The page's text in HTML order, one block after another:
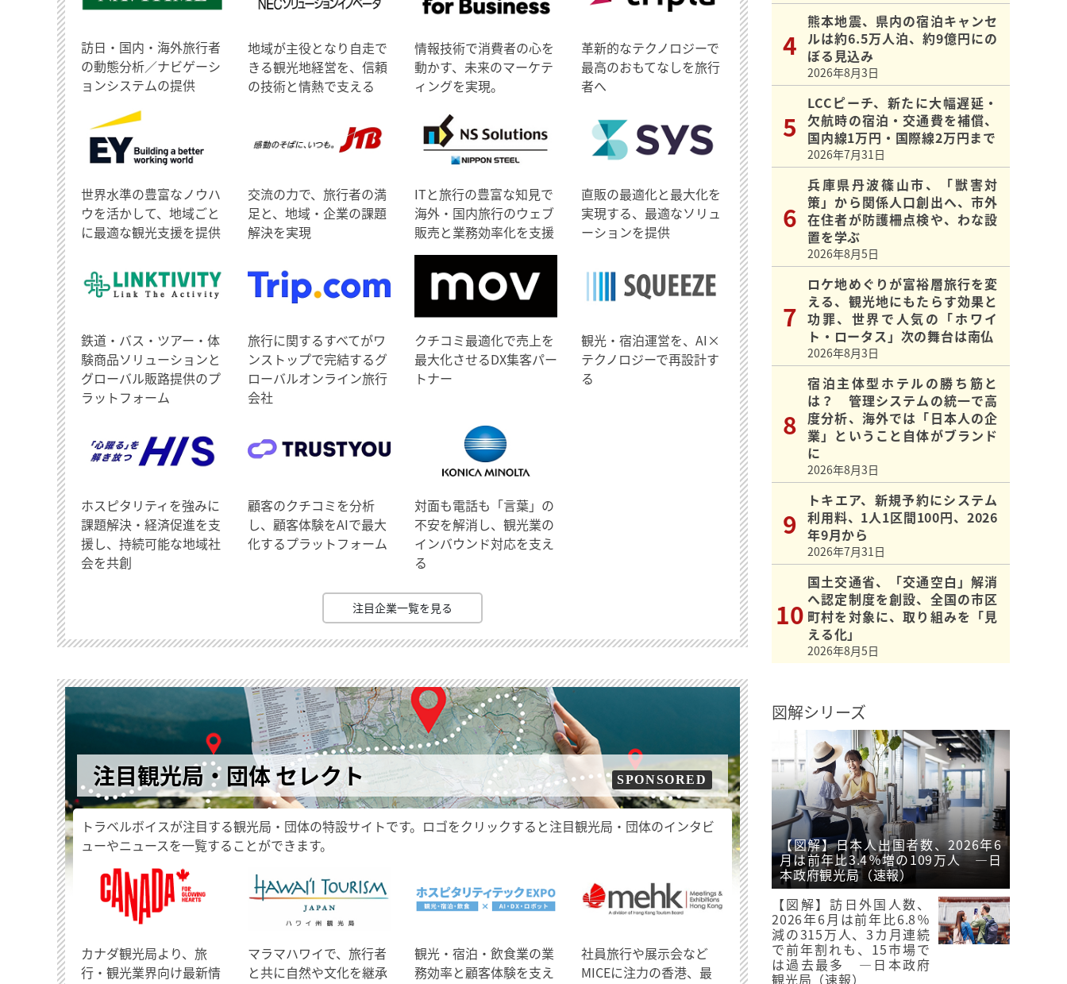
訪日・国内・海外旅行者
の動態分析／ナビゲーシ
ョンシステムの提供
地域が主役となり自走で
きる観光地経営を、信頼
の技術と情熱で支える
情報技術で消費者の心を
動かす、未来のマーケテ
ィングを実現。
革新的なテクノロジーで
最高のおもてなしを旅行
者へ
世界水準の豊富なノウハ
ウを活かして、地域ごと
に最適な観光支援を提供
交流の力で、旅行者の満
足と、地域・企業の課題
解決を実現
ITと旅行の豊富な知見で
海外・国内旅行のウェブ
販売と業務効率化を支援
直販の最適化と最大化を
実現する、最適なソリュ
ーションを提供
鉄道・バス・ツアー・体
験商品ソリューションと
グローバル販路提供のプ
ラットフォーム
旅行に関するすべてがワ
ンストップで完結するグ
ローバルオンライン旅行
会社
クチコミ最適化で売上を
最大化させるDX集客パー
トナー
観光・宿泊運営を、AI×
テクノロジーで再設計す
る
ホスピタリティを強みに
課題解決・経済促進を支
援し、持続可能な地域社
会を共創
顧客のクチコミを分析
し、顧客体験をAIで最大
化するプラットフォーム
対面も電話も「言葉」の
不安を解消し、観光業の
インバウンド対応を支え
る
注目企業一覧を見る
注目観光局・団体 セレクト SPONSORED
トラベルボイスが注目する観光局・団体の特設サイトです。ロゴをクリックすると注目観光局・団体のインタビ
ューやニュースを一覧することができます。
​カナダ観光局より、旅
行・観光業界向け最新情
マラマハワイで、旅行者
と共に自然や文化を継承
観光・宿泊・飲食業の業
務効率と顧客体験を支え
社員旅行や展示会など
MICEに注力の香港、最
熊本地震、県内の宿泊キャンセ
ルは約6.5万人泊、約9億円にの
ぼる見込み
2026年8月3日
LCCピーチ、新たに大幅遅延・
欠航時の宿泊・交通費を補償、
国内線1万円・国際線2万円まで
2026年7月31日
兵庫県丹波篠山市、「獣害対
策」から関係人口創出へ、市外
在住者が防護柵点検や、わな設
置を学ぶ
2026年8月5日
ロケ地めぐりが富裕層旅行を変
える、観光地にもたらす効果と
功罪、世界で人気の「ホワイ
ト・ロータス」次の舞台は南仏
2026年8月3日
宿泊主体型ホテルの勝ち筋と
は？ 管理システムの統一で高
度分析、海外では「日本人の企
業」ということ自体がブランド
に
2026年8月3日
トキエア、新規予約にシステム
利用料、1人1区間100円、2026
年9月から
2026年7月31日
国土交通省、「交通空白」解消
へ認定制度を創設、全国の市区
町村を対象に、取り組みを「見
える化」
2026年8月5日
図解シリーズ
【図解】日本人出国者数、2026年6
月は前年比3.4％増の109万人 ―日
本政府観光局（速報）
【図解】訪日外国人数、
2026年6月は前年比6.8％
減の315万人、3カ月連続
で前年割れも、15市場で
は過去最多 ―日本政府
観光局（速報）